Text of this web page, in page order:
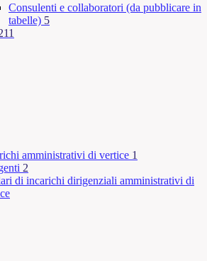
Consulenti e collaboratori (da pubblicare in
tabelle) 5
amministrativi di vertice 1
2
di incarichi dirigenziali amministrativi di